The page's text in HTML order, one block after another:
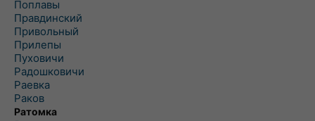
Поплавы
Правдинский
Привольный
Прилепы
Пуховичи
Радошковичи
Раевка
Раков
Ратомка